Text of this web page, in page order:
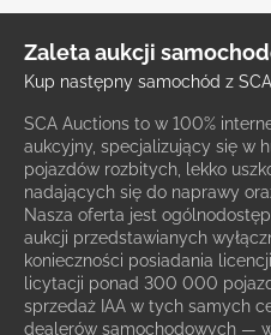
Zaleta aukcji
Kup następny samochód z SCA
SCA Auctions to w 100%
aukcyjny, specjalizujący się w
pojazdów rozbitych, lekko
nadających się do naprawy
Nasza oferta jest
aukcji przedstawianych
konieczności posiadania
licytacji ponad 300 000
sprzedaż IAA w tych samych
dealerów samochodowych —